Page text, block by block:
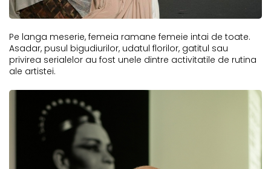
Pe langa meserie, femeia ramane femeie intai de toate.
Asadar, pusul bigudiurilor, udatul florilor, gatitul sau
privirea serialelor au fost unele dintre activitatile de rutina
ale artistei.